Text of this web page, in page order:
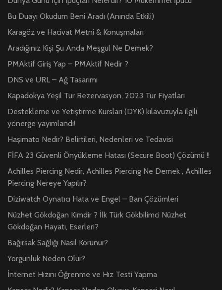
Bu Duayı Okudum Beni Aradı (Anında Etkili)
Karagöz ve Hacivat Metni & Konuşmaları
Aradığınız Kişi Şu Anda Meşgul Ne Demek?
PMAktif Giriş Yap – PMAktif Nedir ?
DNS ve URL – Ağ Tasarımı
Kapadokya Yeşil Tur Rezervasyon, 2023 Tur Fiyatları
Destekleme ve Yetiştirme Kursları (DYK) kılavuzuyla ilgili
yönerge yayımlandı!
Haşimato Nedir? Belirtileri, Nedenleri ve Tedavisi
FİFA 23 Güvenli Önyükleme Hatası (Secure Boot) Çözümü !!
Achilles Piercing Nedir, Achilles Piercing Ne Demek , Achilles
Piercing Nereye Yapılır?
Diziwatch Oynatıcı Hata ve Engel – Ban Çözümleri
Nüzhet Gökdoğan Kimdir ? İlk Türk Gökbilimci Nüzhet
Gökdoğan Hayatı, Eserleri?
Bağırsak Sağlığı Nasıl Korunur?
Yorgunluk Neden Olur?
İnternet Hızını Öğrenme ve Hız Testi Yapma